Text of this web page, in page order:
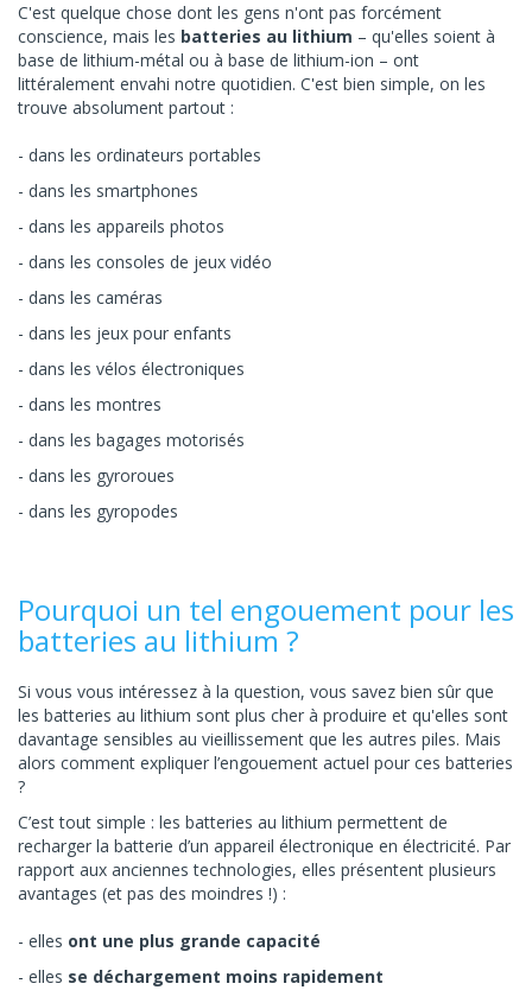
C'est quelque chose dont les gens n'ont pas forcément
conscience, mais les batteries au lithium – qu'elles soient à
base de lithium-métal ou à base de lithium-ion – ont
littéralement envahi notre quotidien. C'est bien simple, on les
trouve absolument partout :
dans les ordinateurs portables
dans les smartphones
dans les appareils photos
dans les consoles de jeux vidéo
dans les caméras
dans les jeux pour enfants
dans les vélos électroniques
dans les montres
dans les bagages motorisés
dans les gyroroues
dans les gyropodes
Pourquoi un tel engouement pour les
batteries au lithium ?
Si vous vous intéressez à la question, vous savez bien sûr que
les batteries au lithium sont plus cher à produire et qu'elles sont
davantage sensibles au vieillissement que les autres piles. Mais
alors comment expliquer l’engouement actuel pour ces batteries
?
C’est tout simple : les batteries au lithium permettent de
recharger la batterie d’un appareil électronique en électricité. Par
rapport aux anciennes technologies, elles présentent plusieurs
avantages (et pas des moindres !) :
elles ont une plus grande capacité
elles se déchargement moins rapidement